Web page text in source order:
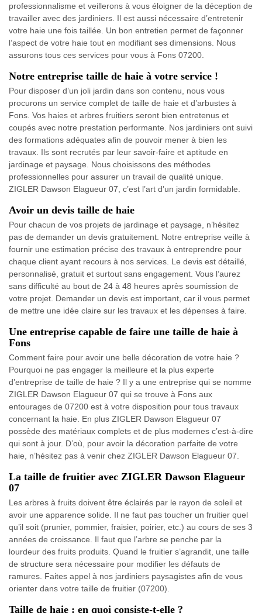
professionnalisme et veillerons à vous éloigner de la déception de
travailler avec des jardiniers. Il est aussi nécessaire d’entretenir
votre haie une fois taillée. Un bon entretien permet de façonner
l’aspect de votre haie tout en modifiant ses dimensions. Nous
assurons tous ces services pour vous à Fons 07200.
Notre entreprise taille de haie à votre service !
Pour disposer d’un joli jardin dans son contenu, nous vous
procurons un service complet de taille de haie et d’arbustes à
Fons. Vos haies et arbres fruitiers seront bien entretenus et
coupés avec notre prestation performante. Nos jardiniers ont suivi
des formations adéquates afin de pouvoir mener à bien les
travaux. Ils sont recrutés par leur savoir-faire et aptitude en
jardinage et paysage. Nous choisissons des méthodes
professionnelles pour assurer un travail de qualité unique.
ZIGLER Dawson Elagueur 07, c’est l’art d’un jardin formidable.
Avoir un devis taille de haie
Pour chacun de vos projets de jardinage et paysage, n’hésitez
pas de demander un devis gratuitement. Notre entreprise veille à
fournir une estimation précise des travaux à entreprendre pour
chaque client ayant recours à nos services. Le devis est détaillé,
personnalisé, gratuit et surtout sans engagement. Vous l’aurez
sans difficulté au bout de 24 à 48 heures après soumission de
votre projet. Demander un devis est important, car il vous permet
de mettre une idée claire sur les travaux et les dépenses à faire.
Une entreprise capable de faire une taille de haie à
Fons
Comment faire pour avoir une belle décoration de votre haie ?
Pourquoi ne pas engager la meilleure et la plus experte
d’entreprise de taille de haie ? Il y a une entreprise qui se nomme
ZIGLER Dawson Elagueur 07 qui se trouve à Fons aux
entourages de 07200 est à votre disposition pour tous travaux
concernant la haie. En plus ZIGLER Dawson Elagueur 07
possède des matériaux complets et de plus modernes c’est-à-dire
qui sont à jour. D’où, pour avoir la décoration parfaite de votre
haie, n’hésitez pas à venir chez ZIGLER Dawson Elagueur 07.
La taille de fruitier avec ZIGLER Dawson Elagueur
07
Les arbres à fruits doivent être éclairés par le rayon de soleil et
avoir une apparence solide. Il ne faut pas toucher un fruitier quel
qu’il soit (prunier, pommier, fraisier, poirier, etc.) au cours de ses 3
années de croissance. Il faut que l’arbre se penche par la
lourdeur des fruits produits. Quand le fruitier s’agrandit, une taille
de structure sera nécessaire pour modifier les défauts de
ramures. Faites appel à nos jardiniers paysagistes afin de vous
orienter dans votre taille de fruitier (07200).
Taille de haie : en quoi consiste-t-elle ?